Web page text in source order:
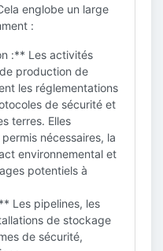
englobe un large
:
:** Les activités
production de
les réglementations
de sécurité et
terres. Elles
nécessaires, la
environnemental et
potentiels à
Les pipelines, les
de stockage
de sécurité,